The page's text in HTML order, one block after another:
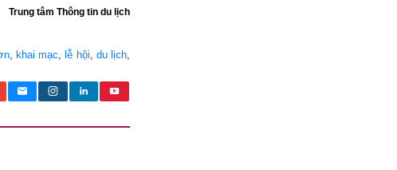
Trung tâm Thông tin du lịch
, khai mạc, lễ hội, du lịch,